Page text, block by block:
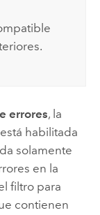
errores, la
habilitada
solamente
en la
filtro para
contienen